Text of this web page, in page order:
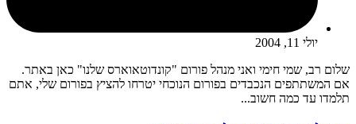
יולי 11, 2004
שלום רב, שמי חימי ואני מנהל פורום "קונדוטאוארס שלנו" כאן באתר.
אם המשתתפים הנכבדים בפורום הנוכחי יטרחו להציץ בפורום שלי, אתם
תלמדו עד כמה חשוב...